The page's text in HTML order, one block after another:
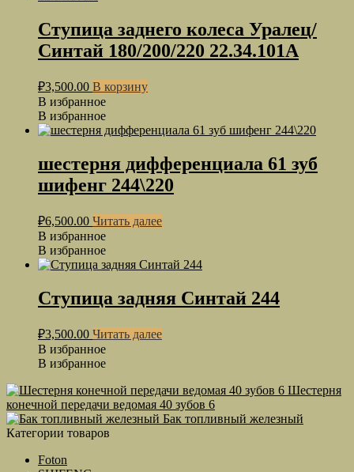
Ступица заднего колеса Уралец/
Синтай 180/200/220 22.34.101А
₽3,500.00 В корзину
В избранное
В избранное
шестерня дифференциала 61 зуб
шифенг 244\220
₽6,500.00 Читать далее
В избранное
В избранное
Ступица задняя Синтай 244
₽3,500.00 Читать далее
В избранное
В избранное
Шестерня
конечной передачи ведомая 40 зубов 6
Бак топливный железный
Категории товаров
Foton